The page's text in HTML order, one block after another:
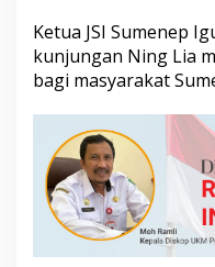
I
s
t
f
h
a
i
S
Ketua JSI Sumenep
kunjungan Ning Lia
bagi masyarakat